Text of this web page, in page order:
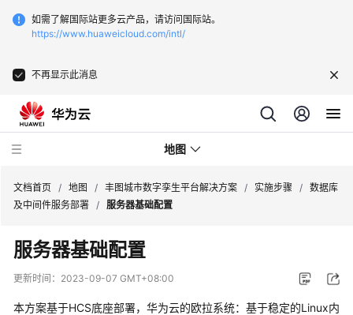
如需了解国际站更多云产品，请访问国际站。
https://www.huaweicloud.com/intl/
不再显示此消息
地图
华
为
云
森
文档首页 / 地图 / 丰图城市数字孪生平台解决方案 / 实施步骤 / 数据库
及中间件服务部署 / 服务器基础配置
服务器基础配置
更新时间： 2023-09-07 GMT+08:00
本方案基于HCS底座部署，华为云的欧拉系统：基于稳定的Linux内